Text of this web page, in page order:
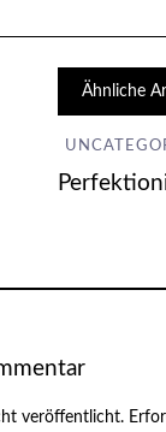
Ähnliche
veröffentlicht.